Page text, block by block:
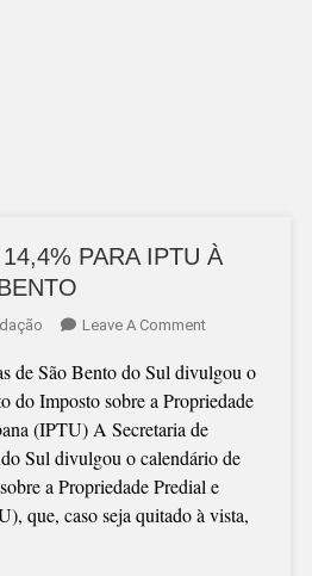
PARA IPTU À
Leave A CommentOn
DE
14,4%
PARA
IPTU
À
VISTA
de São Bento do Sul divulgou o
do Imposto sobre a Propriedade
(IPTU) A Secretaria de
Sul divulgou o calendário de
a Propriedade Predial e
que, caso seja quitado à vista,